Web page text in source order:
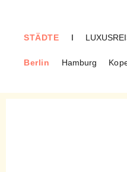
STÄDTE
Berlin Hamburg
I